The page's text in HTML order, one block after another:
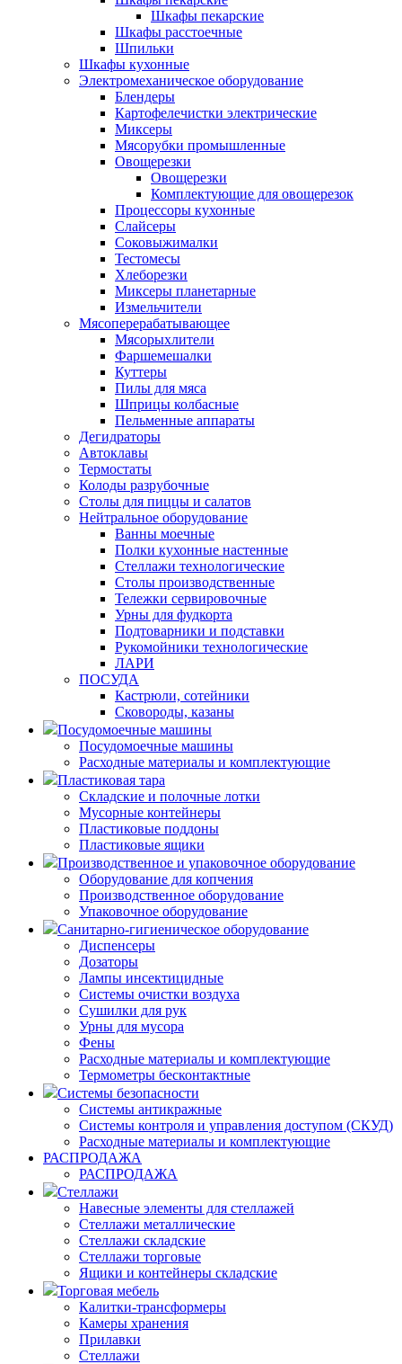
Шкафы пекарские
Шкафы расстоечные
Шпильки
Шкафы кухонные
Электромеханическое оборудование
Блендеры
Картофелечистки электрические
Миксеры
Мясорубки промышленные
Овощерезки
Овощерезки
Комплектующие для овощерезок
Процессоры кухонные
Слайсеры
Соковыжималки
Тестомесы
Хлеборезки
Миксеры планетарные
Измельчители
Мясоперерабатывающее
Мясорыхлители
Фаршемешалки
Куттеры
Пилы для мяса
Шприцы колбасные
Пельменные аппараты
Дегидраторы
Автоклавы
Термостаты
Колоды разрубочные
Столы для пиццы и салатов
Нейтральное оборудование
Ванны моечные
Полки кухонные настенные
Стеллажи технологические
Столы производственные
Тележки сервировочные
Урны для фудкорта
Подтоварники и подставки
Рукомойники технологические
ЛАРИ
ПОСУДА
Кастрюли, сотейники
Сковороды, казаны
Посудомоечные машины
Посудомоечные машины
Расходные материалы и комплектующие
Пластиковая тара
Складские и полочные лотки
Мусорные контейнеры
Пластиковые поддоны
Пластиковые ящики
Производственное и упаковочное оборудование
Оборудование для копчения
Производственное оборудование
Упаковочное оборудование
Санитарно-гигиеническое оборудование
Диспенсеры
Дозаторы
Лампы инсектицидные
Системы очистки воздуха
Сушилки для рук
Урны для мусора
Фены
Расходные материалы и комплектующие
Термометры бесконтактные
Системы безопасности
Системы антикражные
Системы контроля и управления доступом (СКУД)
Расходные материалы и комплектующие
РАСПРОДАЖА
РАСПРОДАЖА
Стеллажи
Навесные элементы для стеллажей
Стеллажи металлические
Стеллажи складские
Стеллажи торговые
Ящики и контейнеры складские
Торговая мебель
Калитки-трансформеры
Камеры хранения
Прилавки
Стеллажи